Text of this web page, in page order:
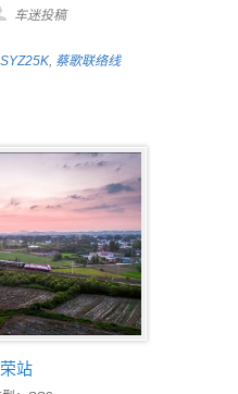
车迷投稿
SYZ25K, 蔡歌联络线
站